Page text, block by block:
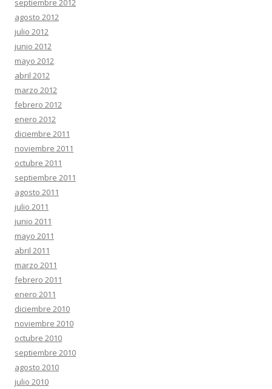
septiembre 2012
agosto 2012
julio 2012
junio 2012
mayo 2012
abril 2012
marzo 2012
febrero 2012
enero 2012
diciembre 2011
noviembre 2011
octubre 2011
septiembre 2011
agosto 2011
julio 2011
junio 2011
mayo 2011
abril 2011
marzo 2011
febrero 2011
enero 2011
diciembre 2010
noviembre 2010
octubre 2010
septiembre 2010
agosto 2010
julio 2010